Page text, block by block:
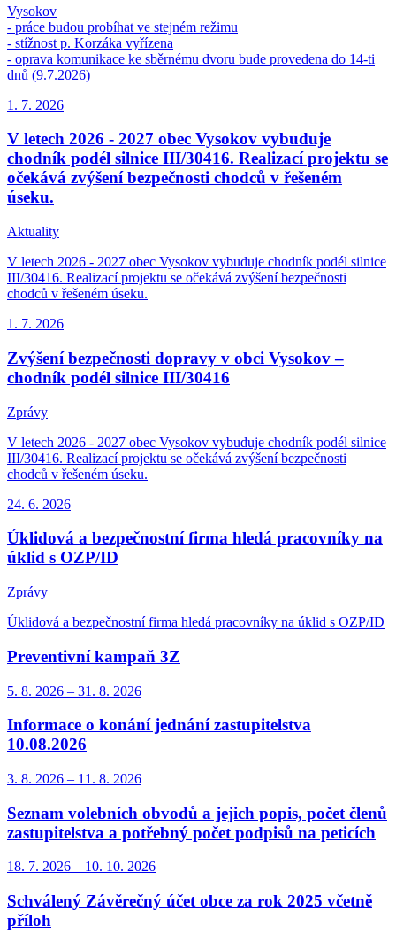
Vysokov
- práce budou probíhat ve stejném režimu
- stížnost p. Korzáka vyřízena
- oprava komunikace ke sběrnému dvoru bude provedena do 14-ti
dnů (9.7.2026)
1. 7. 2026
V letech 2026 - 2027 obec Vysokov vybuduje
chodník podél silnice III/30416. Realizací projektu se
očekává zvýšení bezpečnosti chodců v řešeném
úseku.
Aktuality
V letech 2026 - 2027 obec Vysokov vybuduje chodník podél silnice
III/30416. Realizací projektu se očekává zvýšení bezpečnosti
chodců v řešeném úseku.
1. 7. 2026
Zvýšení bezpečnosti dopravy v obci Vysokov –
chodník podél silnice III/30416
Zprávy
V letech 2026 - 2027 obec Vysokov vybuduje chodník podél silnice
III/30416. Realizací projektu se očekává zvýšení bezpečnosti
chodců v řešeném úseku.
24. 6. 2026
Úklidová a bezpečnostní firma hledá pracovníky na
úklid s OZP/ID
Zprávy
Úklidová a bezpečnostní firma hledá pracovníky na úklid s OZP/ID
Preventivní kampaň 3Z
5. 8. 2026 – 31. 8. 2026
Informace o konání jednání zastupitelstva
10.08.2026
3. 8. 2026 – 11. 8. 2026
Seznam volebních obvodů a jejich popis, počet členů
zastupitelstva a potřebný počet podpisů na peticích
18. 7. 2026 – 10. 10. 2026
Schválený Závěrečný účet obce za rok 2025 včetně
příloh